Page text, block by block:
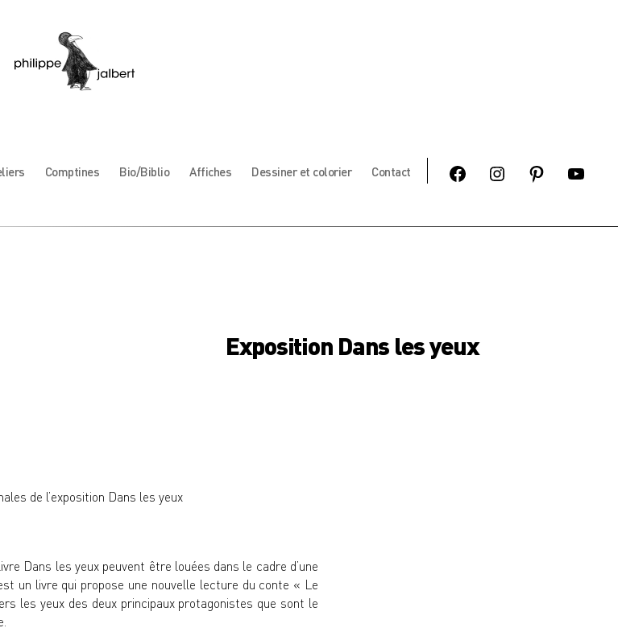
Comptines Bio/Biblio Affiches Dessiner et colorier Contact FacebookInstagramPinterestYoutube
Exposition Dans les yeux
de l’exposition Dans les yeux
Dans les yeux peuvent être louées dans le cadre d’une
un livre qui propose une nouvelle lecture du conte « Le
les yeux des deux principaux protagonistes que sont le